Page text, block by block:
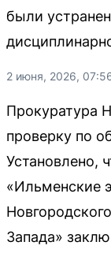
были
2 июня, 2026,
Прокуратура
проверку по
Установлено,
«Ильменские
Запада»